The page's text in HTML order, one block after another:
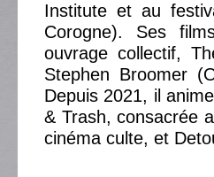
Institute et au
Corogne). Ses
ouvrage collectif,
Stephen Broomer
Depuis 2021, il
& Trash, consacrée
cinéma culte, et